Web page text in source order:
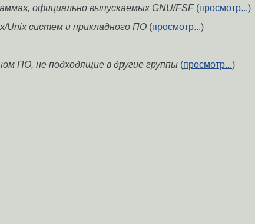
официально выпускаемых GNU/FSF(просмотр...)
Unix систем и прикладного ПО (просмотр...)
ПО, не подходящие в другие группы (просмотр...)